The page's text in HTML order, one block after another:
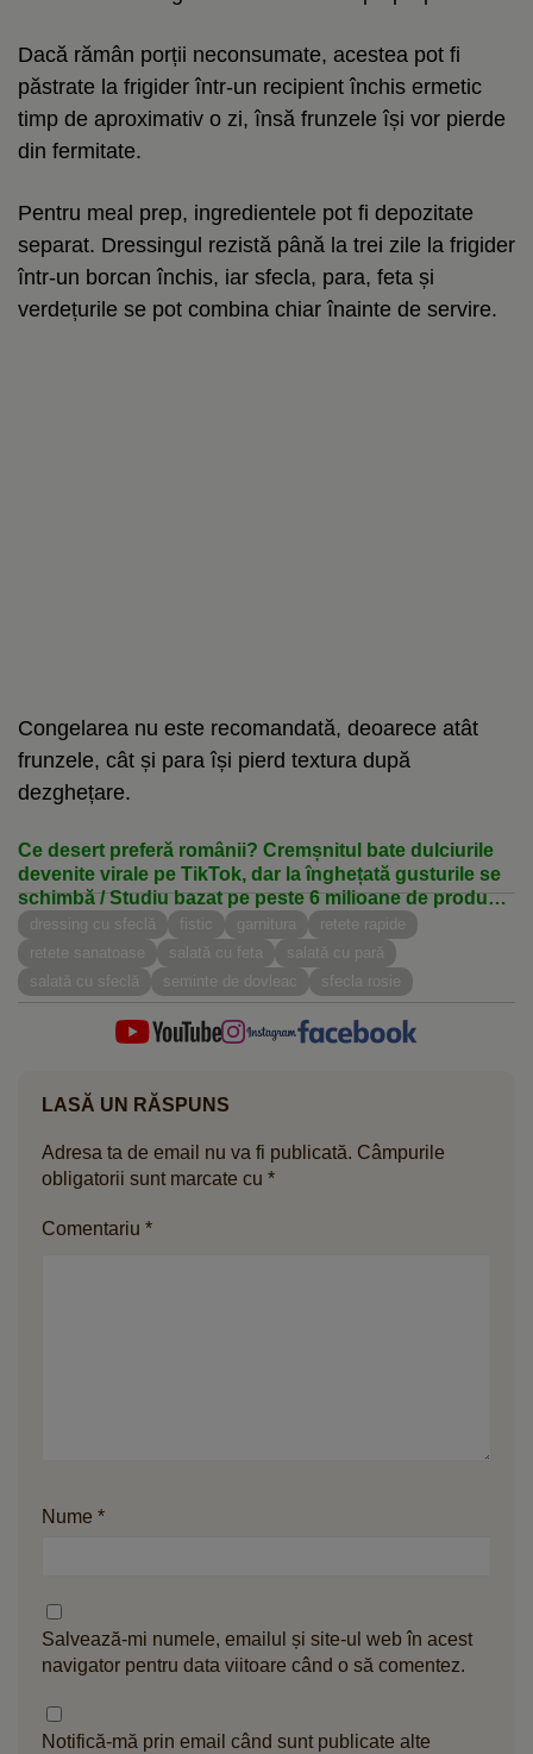
Dacă rămân porții neconsumate, acestea pot fi
păstrate la frigider într-un recipient închis ermetic
timp de aproximativ o zi, însă frunzele își vor pierde
din fermitate.
Pentru meal prep, ingredientele pot fi depozitate
separat. Dressingul rezistă până la trei zile la frigider
într-un borcan închis, iar sfecla, para, feta și
verdețurile se pot combina chiar înainte de servire.
Congelarea nu este recomandată, deoarece atât
frunzele, cât și para își pierd textura după
dezghețare.
Ce desert preferă românii? Cremșnitul bate dulciurile
devenite virale pe TikTok, dar la înghețată gusturile se
schimbă / Studiu bazat pe peste 6 milioane de produse
vândute
dressing cu sfeclă fistic garnitura
retete rapide
retete sanatoase
salată cu feta
salată cu pară
salată cu sfeclă
seminte de dovleac sfecla rosie
LASĂ UN RĂSPUNS
Adresa ta de email nu va fi publicată. Câmpurile
obligatorii sunt marcate cu *
Comentariu *
Nume *
Salvează-mi numele, emailul și site-ul web în acest
navigator pentru data viitoare când o să comentez.
Notifică-mă prin email când sunt publicate alte